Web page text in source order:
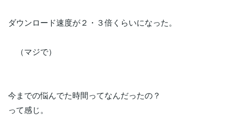
ダウンロード速度が２・３倍くらいになった。
（マジで）
今までの悩んでた時間ってなんだったの？
って感じ。